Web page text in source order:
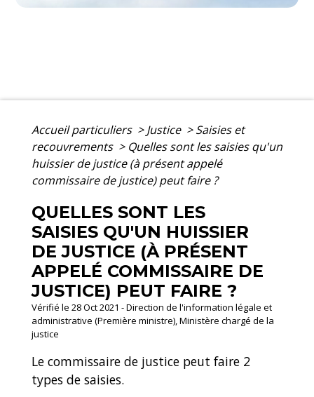
Accueil particuliers > Justice > Saisies et
recouvrements > Quelles sont les saisies qu'un
huissier de justice (à présent appelé
commissaire de justice) peut faire ?
QUELLES SONT LES
SAISIES QU'UN HUISSIER
DE JUSTICE (À PRÉSENT
APPELÉ COMMISSAIRE DE
JUSTICE) PEUT FAIRE ?
Vérifié le 28 Oct 2021 - Direction de l'information légale et
administrative (Première ministre), Ministère chargé de la
justice
Le commissaire de justice peut faire 2
types de saisies.